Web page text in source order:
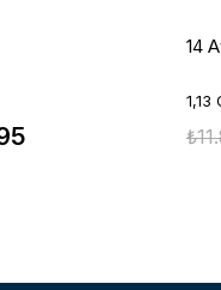
14
1,13